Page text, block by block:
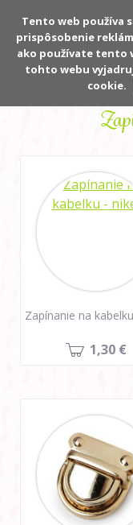
Zapínanie na
1,30 €
Tento web používa
prispôsobenie
ako používate tento
tohto webu
cookie.